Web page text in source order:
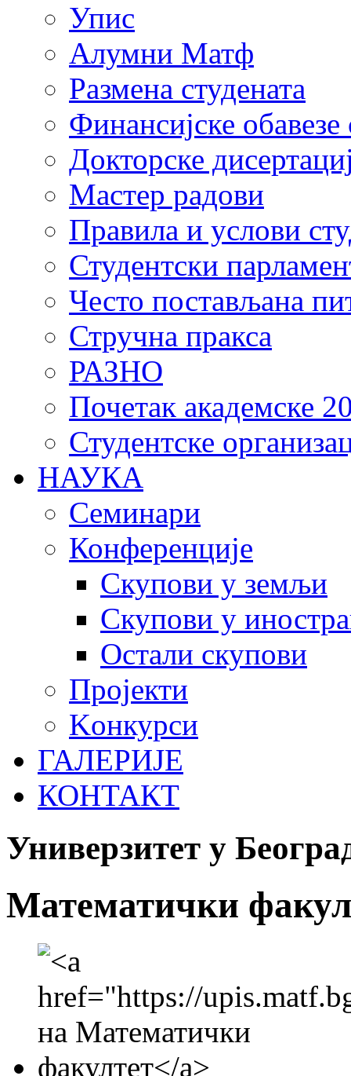
Упис
Алумни Матф
Размена студената
Финансијске обавезе
Докторске
Мастер радови
Правила и услови
Студентски
Често постављана
Стручна пракса
РАЗНО
Почетак академске
Студентске
НАУКА
Семинари
Конференције
Скупови у земљи
Скупови у
Остали скупови
Пројекти
Koнкурси
ГАЛЕРИЈЕ
КОНТАКТ
Универзитет у
Математички